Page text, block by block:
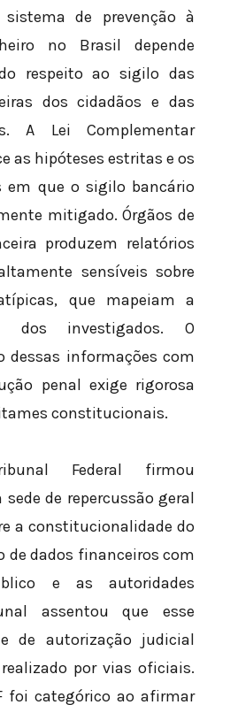
de prevenção à
no Brasil depende
respeito ao sigilo das
dos cidadãos e das
A Lei Complementar
as hipóteses estritas e os
em que o sigilo bancário
mitigado. Órgãos de
produzem relatórios
sensíveis sobre
que mapeiam a
dos investigados. O
dessas informações com
penal exige rigorosa
constitucionais.
Federal firmou
de repercussão geral
a constitucionalidade do
dados financeiros com
e as autoridades
assentou que esse
de autorização judicial
por vias oficiais.
foi categórico ao afirmar